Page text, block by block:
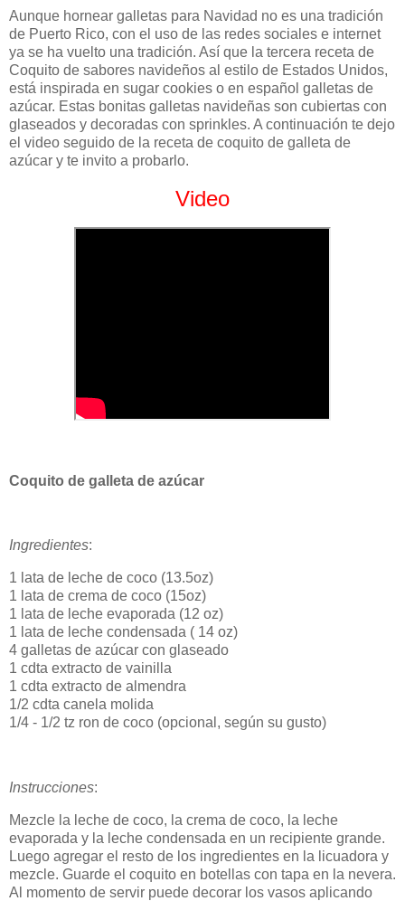
Aunque hornear galletas para Navidad no es una tradición
de Puerto Rico, con el uso de las redes sociales e internet
ya se ha vuelto una tradición. Así que la tercera receta de
Coquito de sabores navideños al estilo de Estados Unidos,
está inspirada en sugar cookies o en español galletas de
azúcar. Estas bonitas galletas navideñas son cubiertas con
glaseados y decoradas con sprinkles. A continuación te dejo
el video seguido de la receta de coquito de galleta de
azúcar y te invito a probarlo.
Video
Coquito de galleta de azúcar
Ingredientes:
1 lata de leche de coco (13.5oz)
1 lata de crema de coco (15oz)
1 lata de leche evaporada (12 oz)
1 lata de leche condensada ( 14 oz)
4 galletas de azúcar con glaseado
1 cdta extracto de vainilla
1 cdta extracto de almendra
1/2 cdta canela molida
1/4 - 1/2 tz ron de coco (opcional, según su gusto)
Instrucciones:
Mezcle la leche de coco, la crema de coco, la leche
evaporada y la leche condensada en un recipiente grande.
Luego agregar el resto de los ingredientes en la licuadora y
mezcle. Guarde el coquito en botellas con tapa en la nevera.
Al momento de servir puede decorar los vasos aplicando